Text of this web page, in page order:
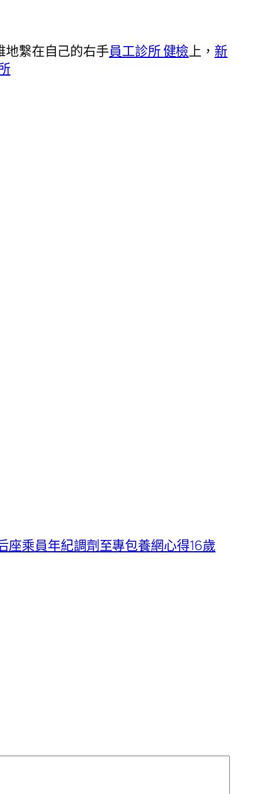
地繫在自己的右手員工診所 健檢上， 新
座乘員年紀調劑至專包養網心得16歲